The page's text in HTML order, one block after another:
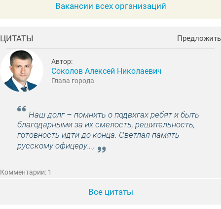
Вакансии всех организаций
ЦИТАТЫ Предложить
Автор:
Соколов Алексей Николаевич
Глава города
Наш долг – помнить о подвигах ребят и быть
благодарными за их смелость, решительность,
готовность идти до конца. Светлая память
русскому офицеру…,
Комментарии: 1
Все цитаты